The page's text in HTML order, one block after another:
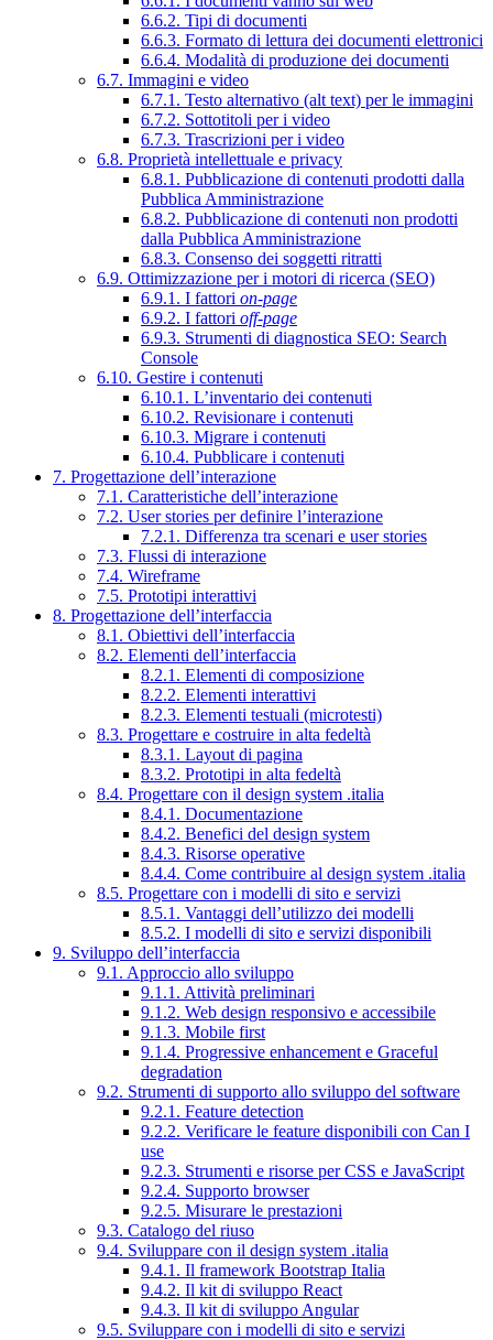
6.6.2. Tipi di documenti
6.6.3. Formato di lettura dei documenti elettronici
6.6.4. Modalità di produzione dei documenti
6.7. Immagini e video
6.7.1. Testo alternativo (alt text) per le immagini
6.7.2. Sottotitoli per i video
6.7.3. Trascrizioni per i video
6.8. Proprietà intellettuale e privacy
6.8.1. Pubblicazione di contenuti prodotti dalla
Pubblica Amministrazione
6.8.2. Pubblicazione di contenuti non prodotti
dalla Pubblica Amministrazione
6.8.3. Consenso dei soggetti ritratti
6.9. Ottimizzazione per i motori di ricerca (SEO)
6.9.1. I fattori on-page
6.9.2. I fattori off-page
6.9.3. Strumenti di diagnostica SEO: Search
Console
6.10. Gestire i contenuti
6.10.1. L’inventario dei contenuti
6.10.2. Revisionare i contenuti
6.10.3. Migrare i contenuti
6.10.4. Pubblicare i contenuti
7. Progettazione dell’interazione
7.1. Caratteristiche dell’interazione
7.2. User stories per definire l’interazione
7.2.1. Differenza tra scenari e user stories
7.3. Flussi di interazione
7.4. Wireframe
7.5. Prototipi interattivi
8. Progettazione dell’interfaccia
8.1. Obiettivi dell’interfaccia
8.2. Elementi dell’interfaccia
8.2.1. Elementi di composizione
8.2.2. Elementi interattivi
8.2.3. Elementi testuali (microtesti)
8.3. Progettare e costruire in alta fedeltà
8.3.1. Layout di pagina
8.3.2. Prototipi in alta fedeltà
8.4. Progettare con il design system .italia
8.4.1. Documentazione
8.4.2. Benefici del design system
8.4.3. Risorse operative
8.4.4. Come contribuire al design system .italia
8.5. Progettare con i modelli di sito e servizi
8.5.1. Vantaggi dell’utilizzo dei modelli
8.5.2. I modelli di sito e servizi disponibili
9. Sviluppo dell’interfaccia
9.1. Approccio allo sviluppo
9.1.1. Attività preliminari
9.1.2. Web design responsivo e accessibile
9.1.3. Mobile first
9.1.4. Progressive enhancement e Graceful
degradation
9.2. Strumenti di supporto allo sviluppo del software
9.2.1. Feature detection
9.2.2. Verificare le feature disponibili con Can I
use
9.2.3. Strumenti e risorse per CSS e JavaScript
9.2.4. Supporto browser
9.2.5. Misurare le prestazioni
9.3. Catalogo del riuso
9.4. Sviluppare con il design system .italia
9.4.1. Il framework Bootstrap Italia
9.4.2. Il kit di sviluppo React
9.4.3. Il kit di sviluppo Angular
9.5. Sviluppare con i modelli di sito e servizi